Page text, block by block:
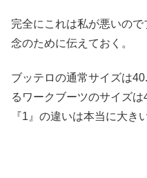
完全にこれは私が悪いの
念のために伝えておく。
ブッテロの通常サイズは
るワークブーツのサイズ
『1』の違いは本当に大きい